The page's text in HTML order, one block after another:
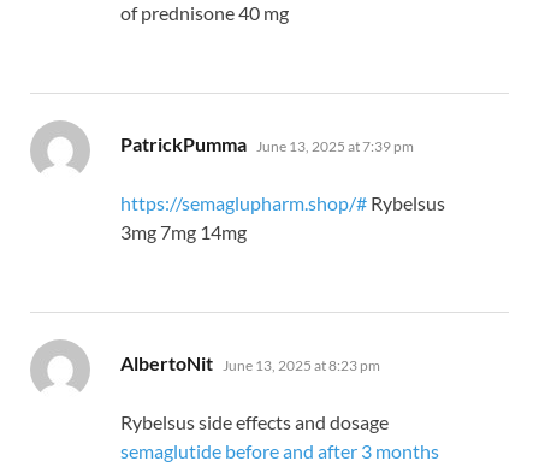
of prednisone 40 mg
PatrickPumma says:
June 13, 2025 at 7:39 pm
https://semaglupharm.shop/# Rybelsus
3mg 7mg 14mg
AlbertoNit says:
June 13, 2025 at 8:23 pm
Rybelsus side effects and dosage
semaglutide before and after 3 months